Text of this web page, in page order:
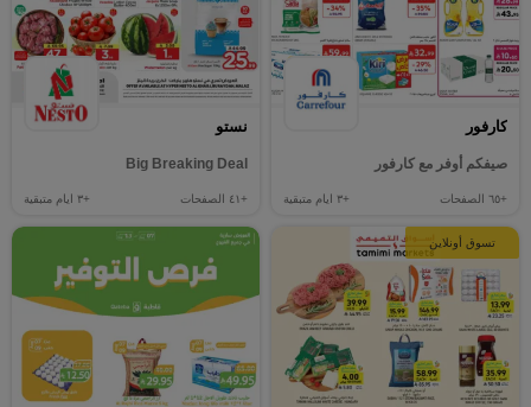
كارفور
صيفكم أوفر مع كارفور
+٦٥ الصفحات +٣ ايام متبقية
نستو
Big Breaking Deal
+٤١ الصفحات +٣ ايام متبقية
تسوق أونلاين